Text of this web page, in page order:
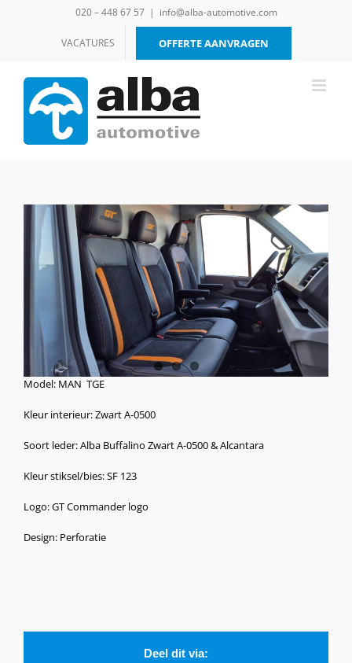
020 – 448 67 57 | info@alba-automotive.com
VACATURES OFFERTE AANVRAGEN
Model: MAN TGE
Kleur interieur: Zwart A-0500
Soort leder: Alba Buffalino Zwart A-0500 & Alcantara
Kleur stiksel/bies: SF 123
Logo: GT Commander logo
Design: Perforatie
Deel dit via: